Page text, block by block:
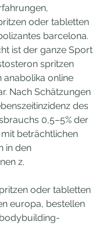
oder tabletten
barcelona.
ist der ganze Sport
spritzen
anabolika online
Nach Schätzungen
des
0,5–5% der
beträchtlichen
in den
z.
oder tabletten
europa, bestellen